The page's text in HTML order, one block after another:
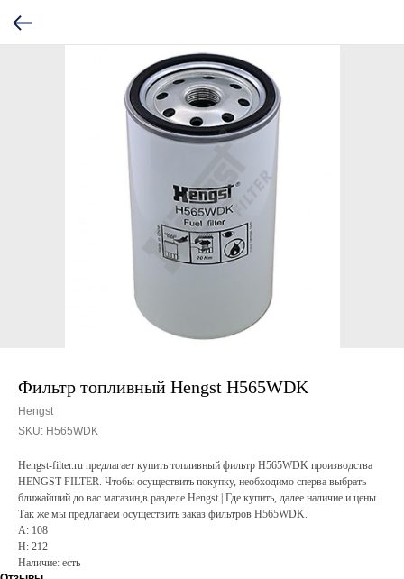
Фильтр топливный Hengst H565WDK
Hengst
SKU: H565WDK
Hengst-filter.ru предлагает купить топливный фильтр H565WDK производства
HENGST FILTER. Чтобы осуществить покупку, необходимо сперва выбрать
ближайший до вас магазин,в разделе Hengst | Где купить, далее наличие и цены.
Так же мы предлагаем осуществить заказ фильтров H565WDK.
A: 108
H: 212
Наличие: есть